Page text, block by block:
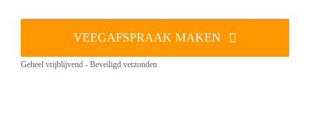
VEEGAFSPRAAK MAKEN
Geheel vrijblijvend - Beveiligd verzonden